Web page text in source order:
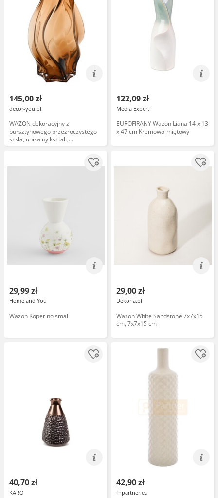
145,00 zł
decor-you.pl
WAZON dekoracyjny z
bursztynowego przezroczystego
szkła, unikalny kształt,
nowoczesny styl
122,09 zł
Media Expert
EUROFIRANY Wazon Liana 14 x 13
x 47 cm Kremowo-miętowy
29,99 zł
Home and You
Wazon Koperino small
29,00 zł
Dekoria.pl
Wazon White Sandstone 7x7x15
cm, 7x7x15 cm
40,70 zł
KARO
42,90 zł
fhpartner.eu